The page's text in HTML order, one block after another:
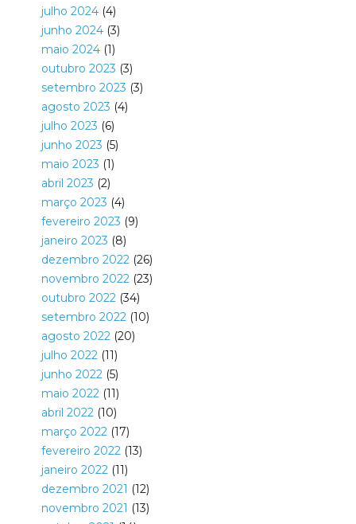
julho 2024(4)
junho 2024(3)
maio 2024(1)
outubro 2023 (3)
setembro 2023 (3)
agosto 2023 (4)
julho 2023 (6)
junho 2023 (5)
maio 2023 (1)
abril 2023 (2)
março 2023 (4)
fevereiro 2023 (9)
janeiro 2023 (8)
dezembro 2022(26)
novembro 2022(23)
outubro 2022(34)
setembro 2022(10)
agosto 2022(20)
julho 2022(11)
junho 2022(5)
maio 2022(11)
abril 2022(10)
março 2022(17)
fevereiro 2022(13)
janeiro 2022(11)
dezembro 2021 (12)
novembro 2021 (13)